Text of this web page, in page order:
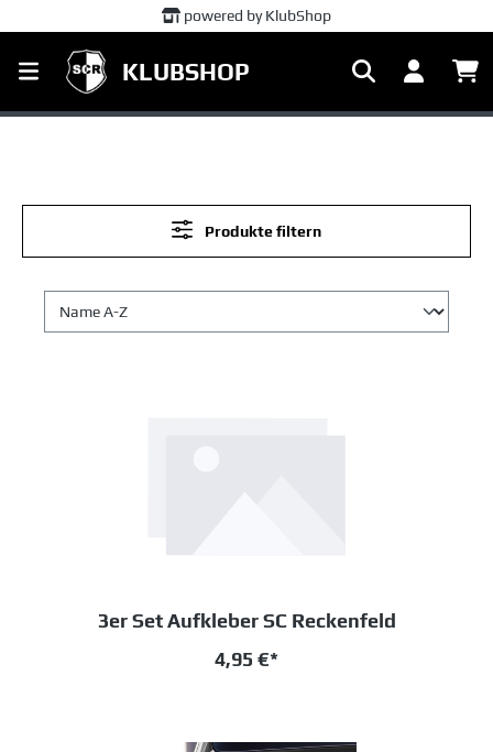
KLUBSHOP
Produkte filtern
3er Set Aufkleber SC Reckenfeld
4,95 €*